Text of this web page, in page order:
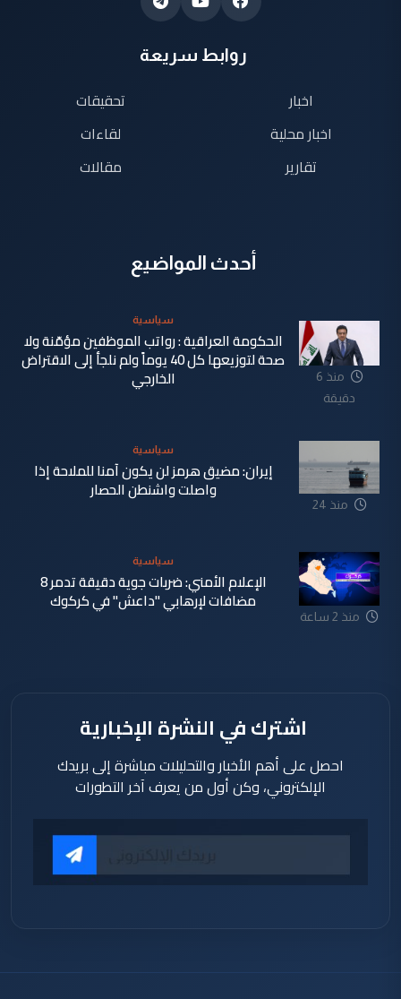
روابط سريعة
اخبار
اخبار محلية
تقارير
تحقيقات
لقاءات
مقالات
أحدث المواضيع
منذ 6
دقيقة
سياسية
الحكومة العراقية : رواتب الموظفين مؤمّنة ولا
صحة لتوزيعها كل 40 يوماً ولم نلجأ إلى الاقتراض
الخارجي
منذ 24
سياسية
إيران: مضيق هرمز لن يكون آمنا للملاحة إذا
واصلت واشنطن الحصار
منذ 2 ساعة
سياسية
الإعلام الأمني: ضربات جوية دقيقة تدمر 8
مضافات لإرهابي "داعش" في كركوك
اشترك في النشرة الإخبارية
احصل على أهم الأخبار والتحليلات مباشرة إلى بريدك
الإلكتروني، وكن أول من يعرف آخر التطورات